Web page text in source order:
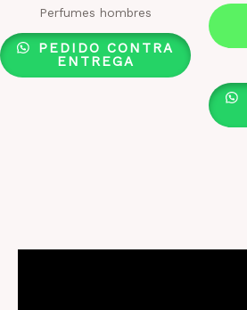
Perfumes hombres
PEDIDO CONTRA
ENTREGA